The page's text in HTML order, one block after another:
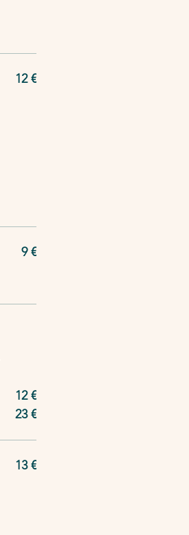
12 €
9 €
12 €
23 €
13 €